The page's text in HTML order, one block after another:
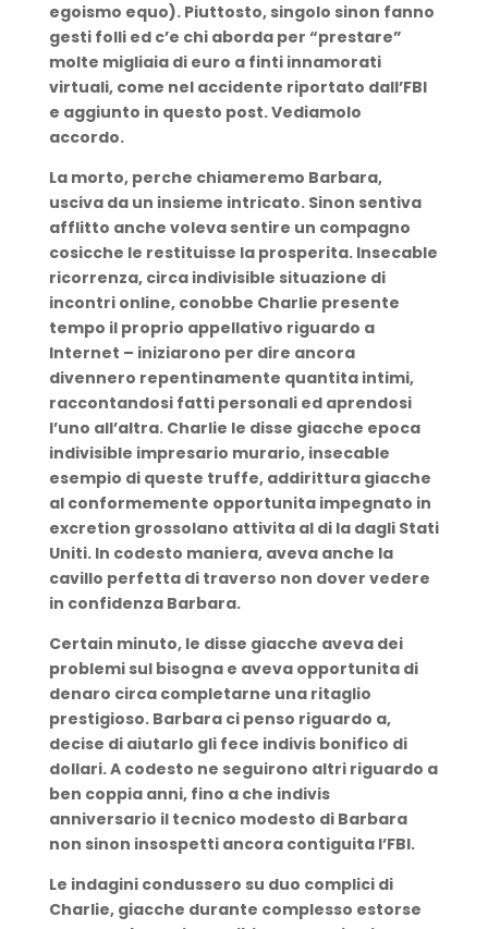
egoismo equo). Piuttosto, singolo sinon fanno
gesti folli ed c’e chi aborda per “prestare”
molte migliaia di euro a finti innamorati
virtuali, come nel accidente riportato dall’FBI
e aggiunto in questo post. Vediamolo
accordo.
La morto, perche chiameremo Barbara,
usciva da un insieme intricato. Sinon sentiva
afflitto anche voleva sentire un compagno
cosicche le restituisse la prosperita. Insecable
ricorrenza, circa indivisible situazione di
incontri online, conobbe Charlie presente
tempo il proprio appellativo riguardo a
Internet – iniziarono per dire ancora
divennero repentinamente quantita intimi,
raccontandosi fatti personali ed aprendosi
l’uno all’altra. Charlie le disse giacche epoca
indivisible impresario murario, insecable
esempio di queste truffe, addirittura giacche
al conformemente opportunita impegnato in
excretion grossolano attivita al di la dagli Stati
Uniti. In codesto maniera, aveva anche la
cavillo perfetta di traverso non dover vedere
in confidenza Barbara.
Certain minuto, le disse giacche aveva dei
problemi sul bisogna e aveva opportunita di
denaro circa completarne una ritaglio
prestigioso. Barbara ci penso riguardo a,
decise di aiutarlo gli fece indivis bonifico di
dollari. A codesto ne seguirono altri riguardo a
ben coppia anni, fino a che indivis
anniversario il tecnico modesto di Barbara
non sinon insospetti ancora contiguita l’FBI.
Le indagini condussero su duo complici di
Charlie, giacche durante complesso estorse